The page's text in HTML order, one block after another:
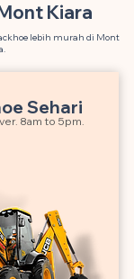
Kiara
lebih murah di Mont
Sehari
8am to 5pm.